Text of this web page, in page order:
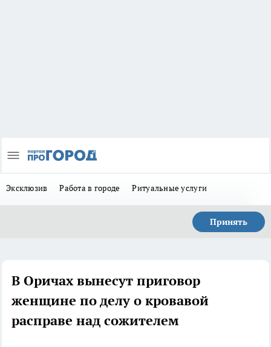
Эксклюзив Работа в городе Ритуальные услуги
Принять
В Оричах вынесут приговор
женщине по делу о кровавой
расправе над сожителем